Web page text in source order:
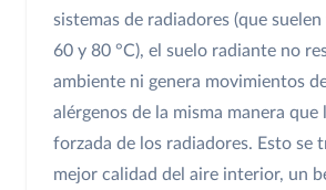
sistemas de radiadores (que
60 y 80 °C), el suelo radiante no
ambiente ni genera movimientos
alérgenos de la misma manera que
forzada de los radiadores. Esto se
mejor calidad del aire interior, un